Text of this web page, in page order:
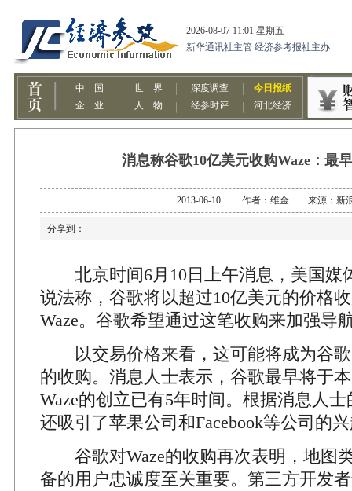
消息称谷歌10亿美元收购Waze：最
2013-06-10 作者：维金 来源：新
分享到：
北京时间6月10日上午消息，美国媒
说法称，谷歌将以超过10亿美元的价格
Waze。谷歌希望通过这笔收购来加强导
以交易价格来看，这可能将成为谷歌
的收购。消息人士表示，谷歌最早将于
Waze的创立已有5年时间。根据消息人士
还吸引了苹果公司和Facebook等公司的
谷歌对Waze的收购再次表明，地图
备的用户忠诚度至关重要。第三方开发